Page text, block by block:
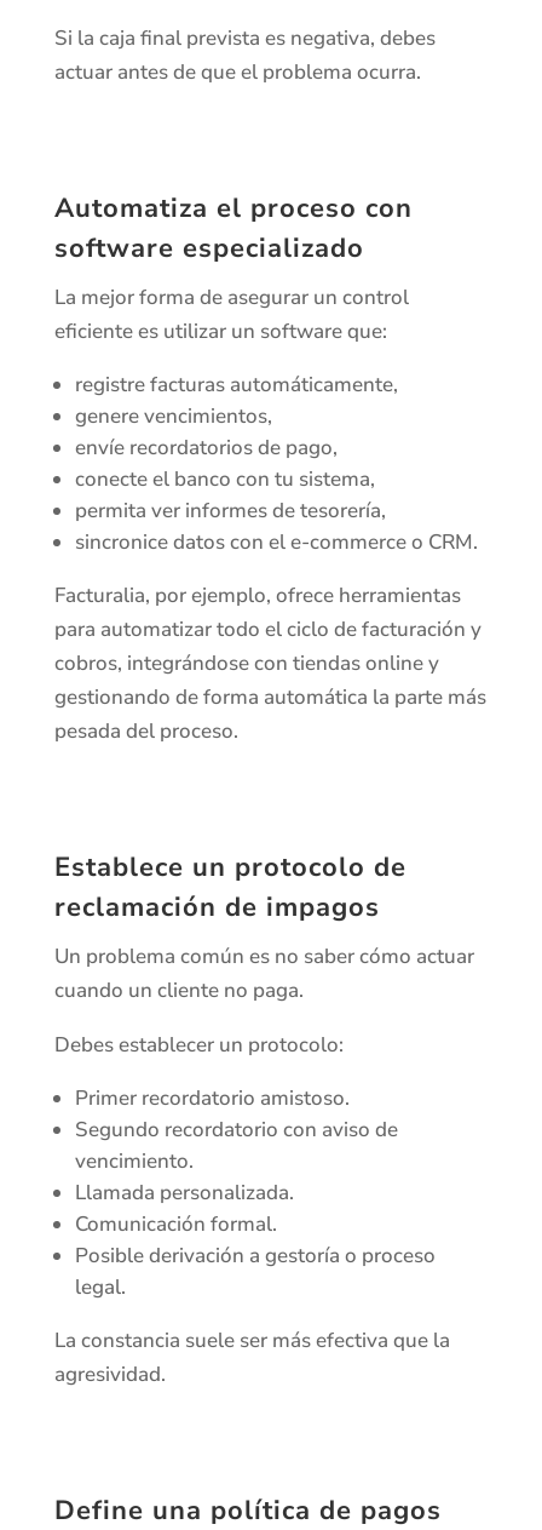
Si la caja final prevista es negativa, debes
actuar antes de que el problema ocurra.
Automatiza el proceso con
software especializado
La mejor forma de asegurar un control
eficiente es utilizar un software que:
registre facturas automáticamente,
genere vencimientos,
envíe recordatorios de pago,
conecte el banco con tu sistema,
permita ver informes de tesorería,
sincronice datos con el e-commerce o CRM.
Facturalia, por ejemplo, ofrece herramientas
para automatizar todo el ciclo de facturación y
cobros, integrándose con tiendas online y
gestionando de forma automática la parte más
pesada del proceso.
Establece un protocolo de
reclamación de impagos
Un problema común es no saber cómo actuar
cuando un cliente no paga.
Debes establecer un protocolo:
Primer recordatorio amistoso.
Segundo recordatorio con aviso de
vencimiento.
Llamada personalizada.
Comunicación formal.
Posible derivación a gestoría o proceso
legal.
La constancia suele ser más efectiva que la
agresividad.
Define una política de pagos